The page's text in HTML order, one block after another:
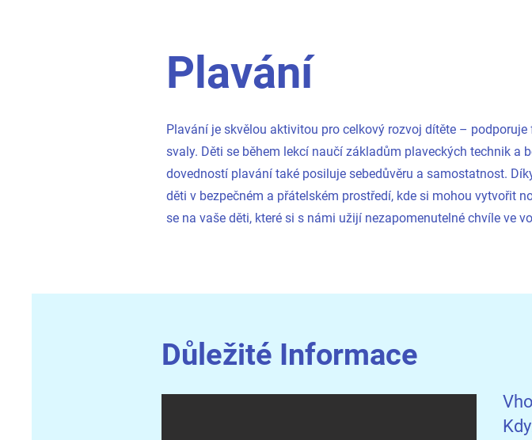
Plavání
Plavání je skvělou aktivitou pro celkový rozvoj dítěte –
svaly. Děti se během lekcí naučí základům plaveckých technik a
dovedností plavání také posiluje sebedůvěru a samostatnost.
děti v bezpečném a přátelském prostředí, kde si mohou vytvořit
se na vaše děti, které si s námi užijí nezapomenutelné chvíle ve
Důležité Informace
Kdy